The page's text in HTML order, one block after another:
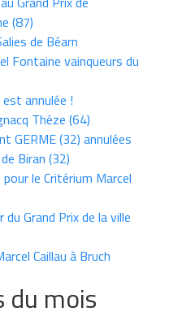
(87)
de Béarn
Fontaine vainqueurs du
annulée !
Théze (64)
GERME (32) annulées
Biran (32)
le Critérium Marcel
Grand Prix de la ville
Caillau à Bruch
du mois